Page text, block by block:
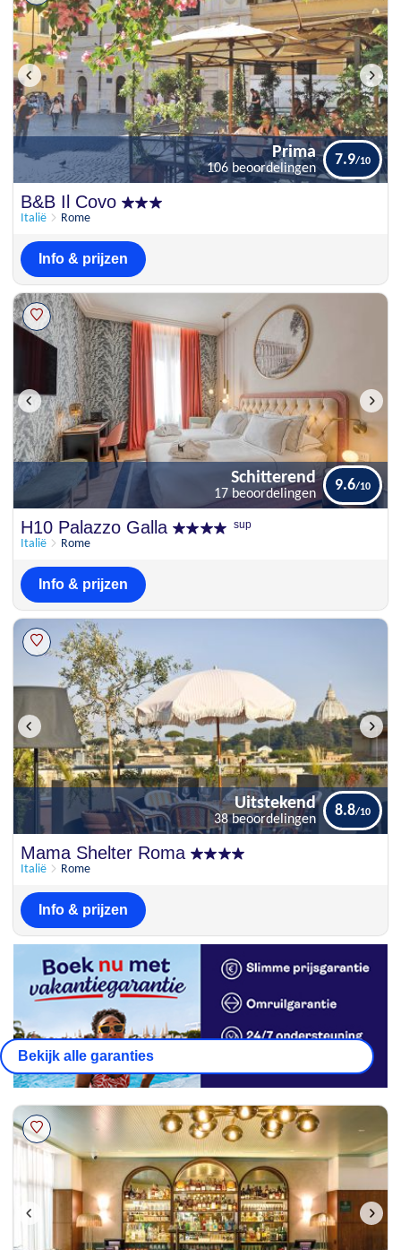
B&B Il Covo
Italië Rome
Prima
106 beoordelingen
7.9
Info & prijzen
Schitterend
H10 Palazzo Galla sup
Italië Rome
Schitterend
17 beoordelingen
9.6
Info & prijzen
Uitstekend
Mama Shelter Roma
Italië Rome
Uitstekend
38 beoordelingen
8.8
Info & prijzen
Bekijk alle garanties